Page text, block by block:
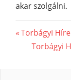
akar szolgálni.
Previous
Post:
Torbágyi
Next
Torbágyi